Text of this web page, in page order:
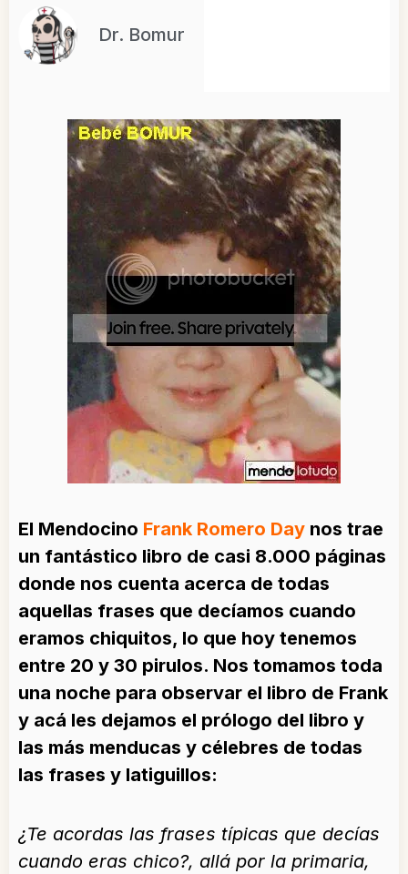
Dr. Bomur
El Mendocino Frank Romero Day nos trae
un fantástico libro de casi 8.000 páginas
donde nos cuenta acerca de todas
aquellas frases que decíamos cuando
eramos chiquitos, lo que hoy tenemos
entre 20 y 30 pirulos. Nos tomamos toda
una noche para observar el libro de Frank
y acá les dejamos el prólogo del libro y
las más menducas y célebres de todas
las frases y latiguillos:
¿Te acordas las frases típicas que decías
cuando eras chico?, allá por la primaria,